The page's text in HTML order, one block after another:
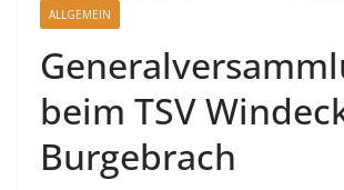
ALLGEMEIN
beim TSV
Burgebrach